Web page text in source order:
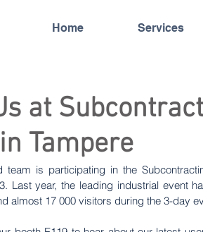
Home Services
at
Tampere
team is participating in the
Last year, the leading industrial event
almost 17 000 visitors during the 3-day